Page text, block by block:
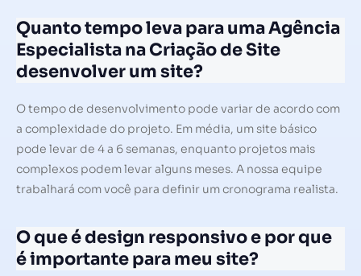
Quanto tempo leva para uma Agência
Especialista na Criação de Site
desenvolver um site?
O tempo de desenvolvimento pode variar de acordo com
a complexidade do projeto. Em média, um site básico
pode levar de 4 a 6 semanas, enquanto projetos mais
complexos podem levar alguns meses. A nossa equipe
trabalhará com você para definir um cronograma realista.
O que é design responsivo e por que
é importante para meu site?